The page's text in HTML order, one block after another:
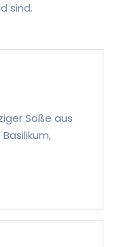
sind.
Soße aus